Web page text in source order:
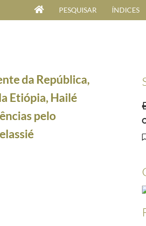
PESQUISAR ÍNDICES
do vigésimo terceiro aniversário de investidura no
Marrocos
Dinamarca
do Dia Nacional da Irlanda
o por ocasião do Dia Nacional do Paquistão
da República,
Etiópia, Hailé
pelo